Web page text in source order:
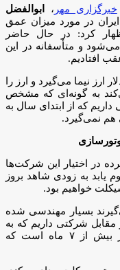
خبرگزاری مهر ،
ابوالفضل
در مورد میزان عمق
کرد: در حال حاضر
و متأسفانه در این
در ایران ۲۰۰ میلیون دلار ارز نیما می‌گیرد و ارز را
به گونه‌ای که مشخص
که از ابتدای سال به
هم نمی‌گیرد.
در اختیار این شرکت‌ها
یابد به زودی شاهد بروز
خواهیم بود.
بسیار مهندسی شده
شرکتی داریم که به
دلیل تأخیر در دریافت ۱۰۰ هزار دلار ارز بیش از ۷ ماه است که